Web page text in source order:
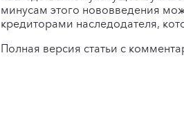
минусам этого нововведения
кредиторами наследодателя,
Полная версия статьи с